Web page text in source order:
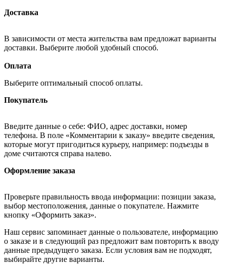
Доставка
В зависимости от места жительства вам предложат варианты
доставки. Выберите любой удобный способ.
Оплата
Выберите оптимальный способ оплаты.
Покупатель
Введите данные о себе: ФИО, адрес доставки, номер
телефона. В поле «Комментарии к заказу» введите сведения,
которые могут пригодиться курьеру, например: подъезды в
доме считаются справа налево.
Оформление заказа
Проверьте правильность ввода информации: позиции заказа,
выбор местоположения, данные о покупателе. Нажмите
кнопку «Оформить заказ».
Наш сервис запоминает данные о пользователе, информацию
о заказе и в следующий раз предложит вам повторить к вводу
данные предыдущего заказа. Если условия вам не подходят,
выбирайте другие варианты.